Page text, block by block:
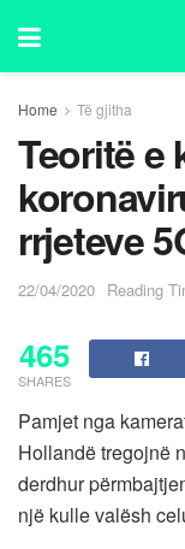
Home Të gjitha
Teoritë e
rrjeteve
22/04/2020 Reading
465
SHARES
Pamjet nga
Hollandë tregojnë
derdhur
një kulle valësh